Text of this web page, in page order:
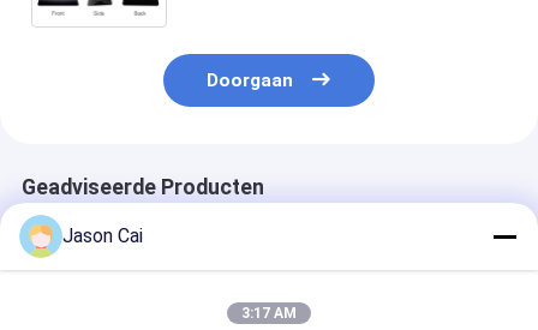
Doorgaan
Geadviseerde Producten
Jason Cai
3:17 AM